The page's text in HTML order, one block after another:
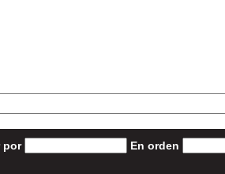
por En orden